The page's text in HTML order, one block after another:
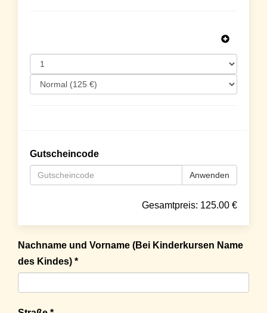
Gutscheincode
Anwenden
Gesamtpreis: 125.00 €
Nachname und Vorname (Bei Kinderkursen Name
des Kindes) *